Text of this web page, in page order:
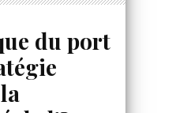
du port